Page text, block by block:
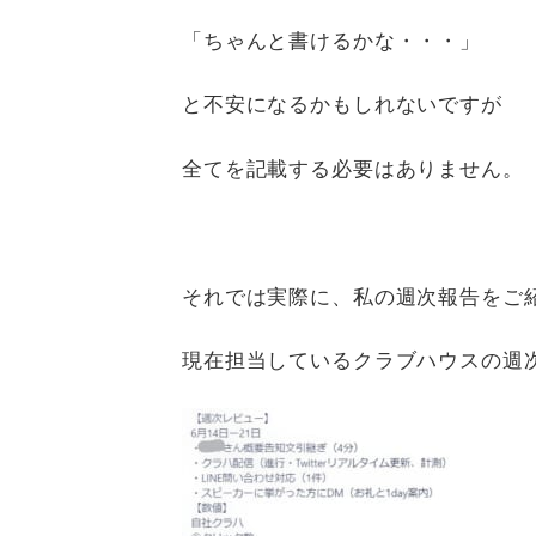
「ちゃんと書けるかな・・・」
と不安になるかもしれないですが
全てを記載する必要はありません。
それでは実際に、私の週次報告をご
現在担当しているクラブハウスの週